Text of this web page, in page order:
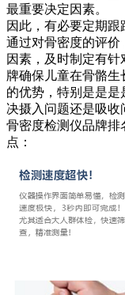
最重要决定因素。
因此，有必要定期跟
通过对骨密度的评价
因素，及时制定有
牌确保儿童在骨骼生
的优势，特别是是
决摄入问题还是吸收
骨密度检测仪品牌排
点：